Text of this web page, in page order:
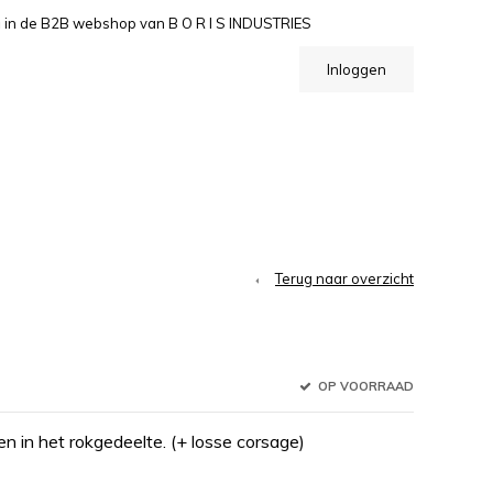
de B2B webshop van B O R I S INDUSTRIES
Inloggen
Terug naar overzicht
OP VOORRAAD
in het rokgedeelte. (+ losse corsage)